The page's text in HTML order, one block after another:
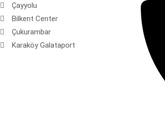
Çayyolu
Bilkent Center
Çukurambar
Karaköy Galataport